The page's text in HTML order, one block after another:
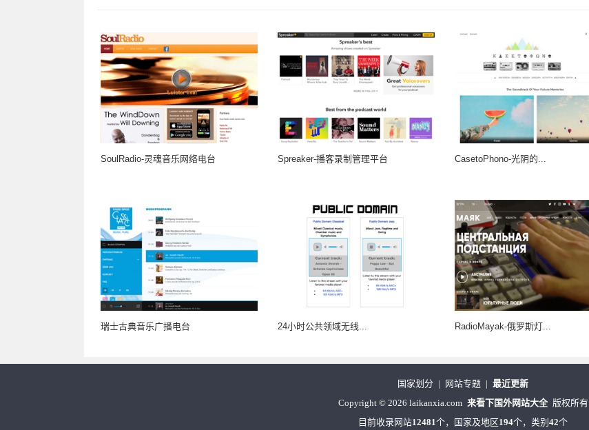
SoulRadio-灵魂音乐网络电台 Spreaker-播客录制管理平台 CasetoPhono-光阴的...
瑞士古典音乐广播电台 24小时公共领域无线... RadioMayak-俄罗斯灯...
国家划分 | 网站专题 | 最近更新
Copyright ©2026 laikanxia.com 来看下国外网站大全 版权所有
目前收录网站12481个，国家及地区194个，类别 42个